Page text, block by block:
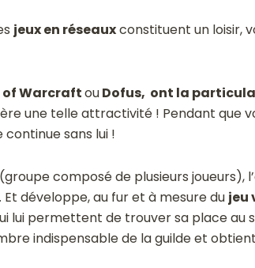
jeux en réseauxconstituent un loisir,
WarcraftouDofus, ont la
une telle attractivité ! Pendant que
sans lui !
composé de plusieurs joueurs),
développe, au fur et à mesure du jeu
lui permettent de trouver sa place au
indispensable de la guilde et